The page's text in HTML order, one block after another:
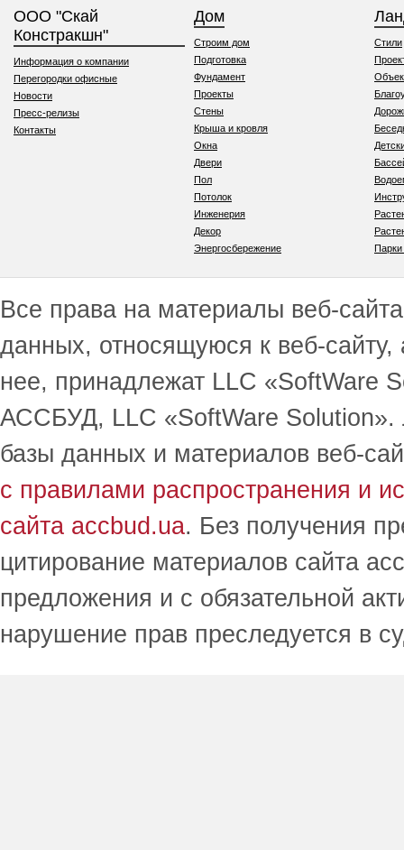
ООО "Скай
Констракшн"
Информация о компании
Перегородки офисные
Новости
Пресс-релизы
Контакты
Дом
Строим дом
Подготовка
Фундамент
Проекты
Стены
Крыша и кровля
Окна
Двери
Пол
Потолок
Инженерия
Декор
Энергосбережение
Стили
Все права на материалы веб-
данных, относящуюся к веб-
нее, принадлежат LLC
АССБУД, LLC «SoftWare Solution».
базы данных и материалов веб-
с правилами распространения и
сайта accbud.ua. Без получения
цитирование материалов сайта
предложения и с обязательной
нарушение прав преследуется в